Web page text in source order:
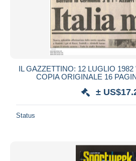
IL GAZZETTINO: 12 LUGLIO
COPIA ORIGINALE 16
±
Status